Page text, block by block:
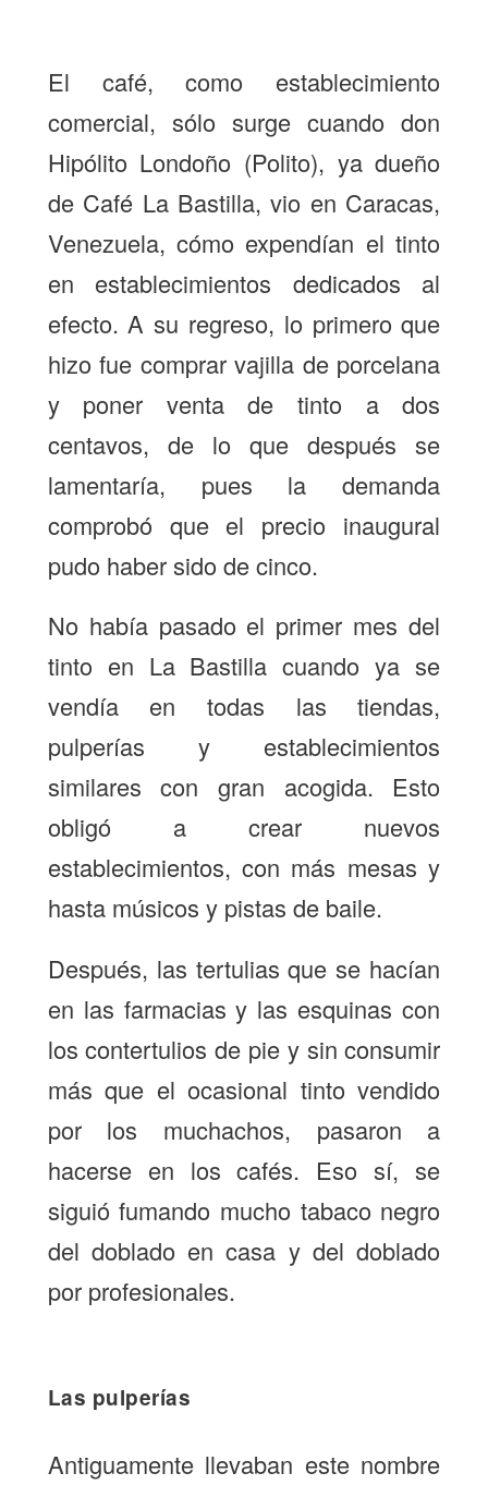
El café, como establecimiento
comercial, sólo surge cuando don
Hipólito Londoño (Polito), ya dueño
de Café La Bastilla, vio en Caracas,
Venezuela, cómo expendían el tinto
en establecimientos dedicados al
efecto. A su regreso, lo primero que
hizo fue comprar vajilla de porcelana
y poner venta de tinto a dos
centavos, de lo que después se
lamentaría, pues la demanda
comprobó que el precio inaugural
pudo haber sido de cinco.
No había pasado el primer mes del
tinto en La Bastilla cuando ya se
vendía en todas las tiendas,
pulperías y establecimientos
similares con gran acogida. Esto
obligó a crear nuevos
establecimientos, con más mesas y
hasta músicos y pistas de baile.
Después, las tertulias que se hacían
en las farmacias y las esquinas con
los contertulios de pie y sin consumir
más que el ocasional tinto vendido
por los muchachos, pasaron a
hacerse en los cafés. Eso sí, se
siguió fumando mucho tabaco negro
del doblado en casa y del doblado
por profesionales.
Las pulperías
Antiguamente llevaban este nombre